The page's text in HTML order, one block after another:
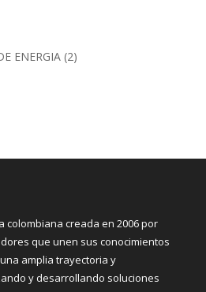
ENERGIA (2)
colombiana creada en 2006 por
que unen sus conocimientos
amplia trayectoria y
y desarrollando soluciones